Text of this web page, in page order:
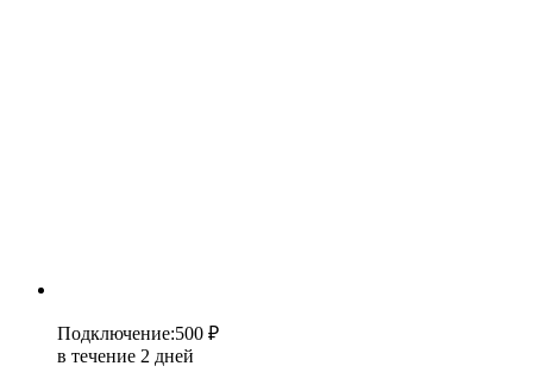
Подключение:500 ₽
в течение 2 дней